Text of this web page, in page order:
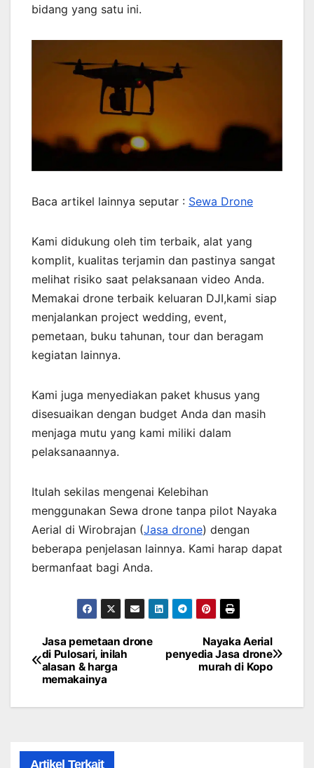
bidang yang satu ini.
Baca artikel lainnya seputar : Sewa Drone
Kami didukung oleh tim terbaik, alat yang
komplit, kualitas terjamin dan pastinya sangat
melihat risiko saat pelaksanaan video Anda.
Memakai drone terbaik keluaran DJI,kami siap
menjalankan project wedding, event,
pemetaan, buku tahunan, tour dan beragam
kegiatan lainnya.
Kami juga menyediakan paket khusus yang
disesuaikan dengan budget Anda dan masih
menjaga mutu yang kami miliki dalam
pelaksanaannya.
Itulah sekilas mengenai Kelebihan
menggunakan Sewa drone tanpa pilot Nayaka
Aerial di Wirobrajan (Jasa drone) dengan
beberapa penjelasan lainnya. Kami harap dapat
bermanfaat bagi Anda.
Post
navigation
Nayaka Aerial
penyedia Jasa drone
murah di Kopo
Jasa pemetaan drone
di Pulosari, inilah
alasan & harga
memakainya
Artikel Terkait